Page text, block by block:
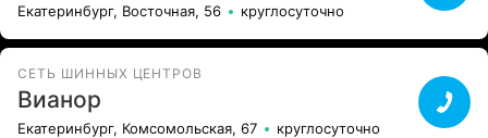
Екатеринбург, Восточная, 56 круглосуточно
СЕТЬ ШИННЫХ ЦЕНТРОВ
Вианор
Екатеринбург, Комсомольская, 67 круглосуточно